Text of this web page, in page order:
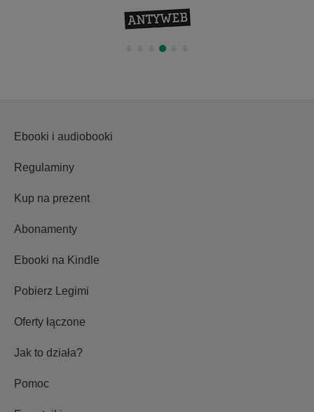
Ebooki i audiobooki
Regulaminy
Kup na prezent
Abonamenty
Ebooki na Kindle
Pobierz Legimi
Oferty łączone
Jak to działa?
Pomoc